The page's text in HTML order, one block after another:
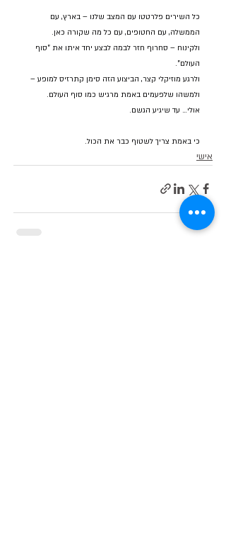
כל השירים פלרטטו עם המצב שלנו – בארץ, עם
הממשלה, עם החטופים, עם כל מה שקורה כאן.
ולקינוח – סחרוף חזר לבמה לבצע יחד איתו את "סוף
העולם".
ולרגע מוזיקלי קצר, הביצוע הזה סימן קתרזיס למופע –
ולמשהו שלפעמים באמת מרגיש כמו סוף העולם.
אולי… עד שיגיע הגשם.
כי באמת צריך לשטוף כבר את הכול.
אישי